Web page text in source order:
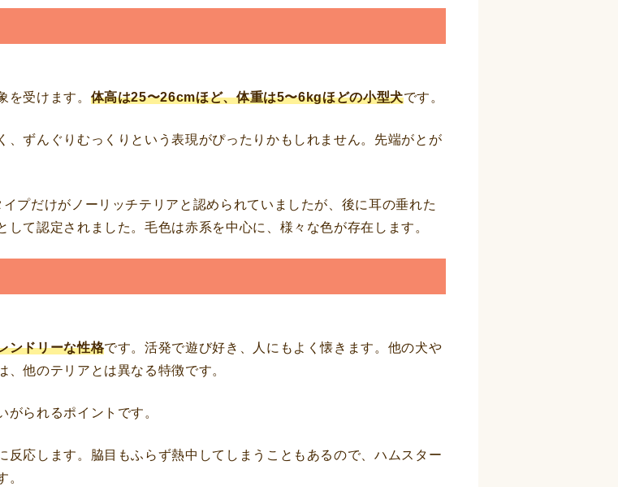
を受けます。 体高は25〜26cmほど、体重は5〜6kgほどの小型犬です。
、ずんぐりむっくりという表現がぴったりかもしれません。先端がとが
プだけがノーリッチテリアと認められていましたが、後に耳の垂れた
て認定されました。毛色は赤系を中心に、様々な色が存在します。
ンドリーな性格です。活発で遊び好き、人にもよく懐きます。他の犬や
他のテリアとは異なる特徴です。
られるポイントです。
応します。脇目もふらず熱中してしまうこともあるので、ハムスター
。